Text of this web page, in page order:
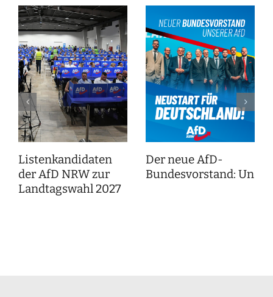
Listenkandidaten
der AfD NRW zur
Landtagswahl 2027
Der neue AfD-
Bundesvorstand: